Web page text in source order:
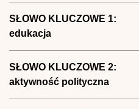
SŁOWO KLUCZOWE 1:
edukacja
SŁOWO KLUCZOWE 2:
aktywność polityczna